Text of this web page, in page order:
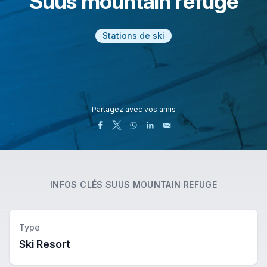
Stations de ski
Partagez avec vos amis
INFOS CLÉS SUUS MOUNTAIN REFUGE
Type
Ski Resort